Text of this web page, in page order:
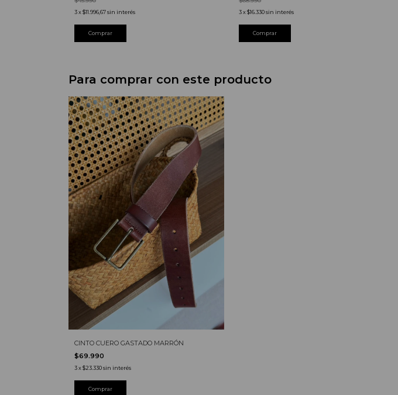
3x$11.996,67sin interés
Comprar
3 x$16.330 sin interés
Para comprar con este producto
CINTO CUERO GASTADO MARRÓN
$69.990
3x$23.330sin interés
Comprar